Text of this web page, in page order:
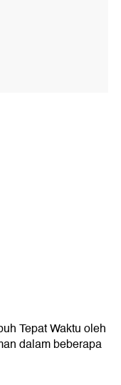
Tepat Waktu oleh
dalam beberapa